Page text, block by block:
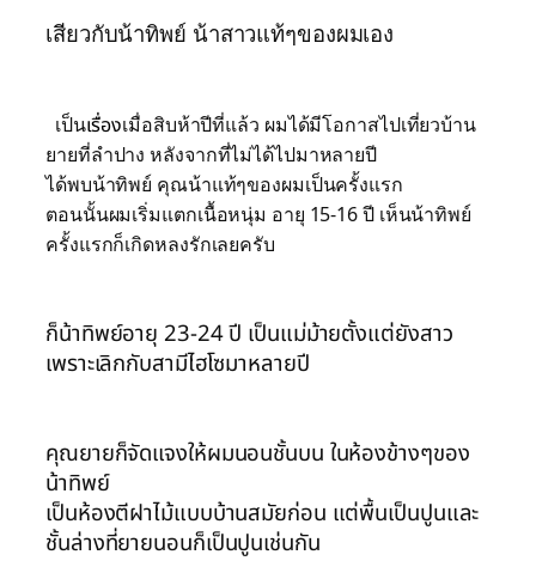
เสียวกับน้าทิพย์ น้าสาวแท้ๆของผมเอง
เป็นเรื่องเมื่อสิบห้าปีที่แล้ว ผมได้มีโอกาสไปเที่ยวบ้าน
ยายที่ลำปาง หลังจากที่ไม่ได้ไปมาหลายปี
ได้พบน้าทิพย์ คุณน้าแท้ๆของผมเป็นครั้งแรก
ตอนนั้นผมเริ่มแตกเนื้อหนุ่ม อายุ 15-16 ปี เห็นน้าทิพย์
ครั้งแรกก็เกิดหลงรักเลยครับ
ก็น้าทิพย์อายุ 23-24 ปี เป็นแม่ม้ายตั้งแต่ยังสาว
เพราะเลิกกับสามีไฮโซมาหลายปี
คุณยายก็จัดแจงให้ผมนอนชั้นบน ในห้องข้างๆของ
น้าทิพย์
เป็นห้องตีฝาไม้แบบบ้านสมัยก่อน แต่พื้นเป็นปูนและ
ชั้นล่างที่ยายนอนก็เป็นปูนเช่นกัน